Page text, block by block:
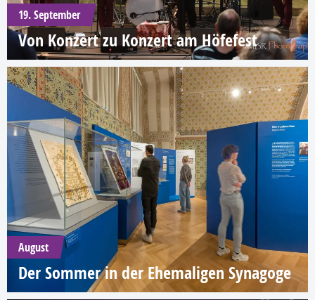
19. September
Von Konzert zu Konzert am Höfefest
August
Der Sommer in der Ehemaligen Synagoge